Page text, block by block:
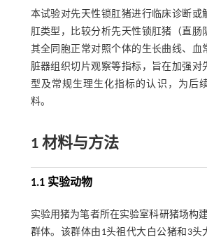
本试验对先天性锁肛猪进行临床诊断或
肛类型，比较分析先天性锁肛猪（直肠
其全同胞正常对照个体的生长曲线、血
脏器组织切片观察等指标，旨在加强对
型及常规生理生化指标的认识，为后
料。
1 材料与方法
1.1 实验动物
实验用猪为笔者所在实验室科研猪场构
群体。该群体由1头祖代大白公猪和3头